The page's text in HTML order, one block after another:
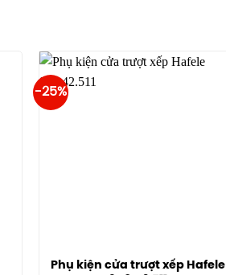
-25%
Phụ kiện cửa trượt xếp Hafele